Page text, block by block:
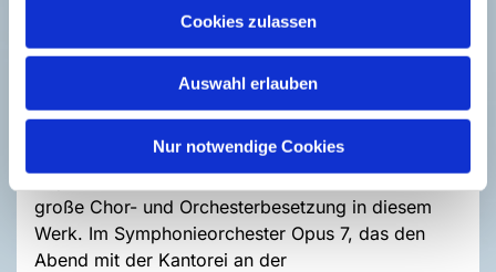
Cookies zulassen
Auswahl erlauben
Nur notwendige Cookies
miteinander verbunden. Die Worte des Psalms
sprechen vom Durst der Seele, von ihrem tiefen
Verlangen nach Gott, nach Frieden, nach Heimat
Klage und die Sehnsucht nicht ausgedrückt werden
als durch die Rezitativen und Arie der
Sopransolistin. Besonders eindrucksvoll ist die
große Chor- und Orchesterbesetzung in diesem
Werk. Im Symphonieorchester Opus 7, das den
Abend mit der Kantorei an der